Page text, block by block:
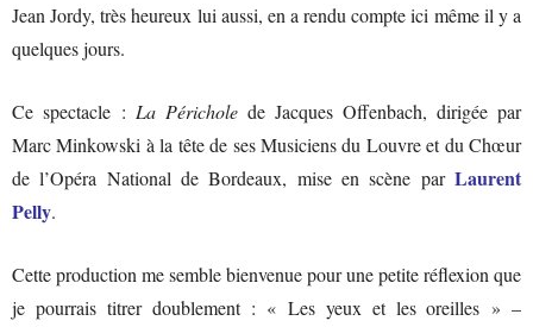
Jean Jordy, très heureux lui aussi, en a rendu compte ici même il y a
quelques jours.
Ce spectacle : La Périchole de Jacques Offenbach, dirigée par
Marc Minkowski à la tête de ses Musiciens du Louvre et du Chœur
de l’Opéra National de Bordeaux, mise en scène par Laurent
Pelly.
Cette production me semble bienvenue pour une petite réflexion que
je pourrais titrer doublement : « Les yeux et les oreilles » –